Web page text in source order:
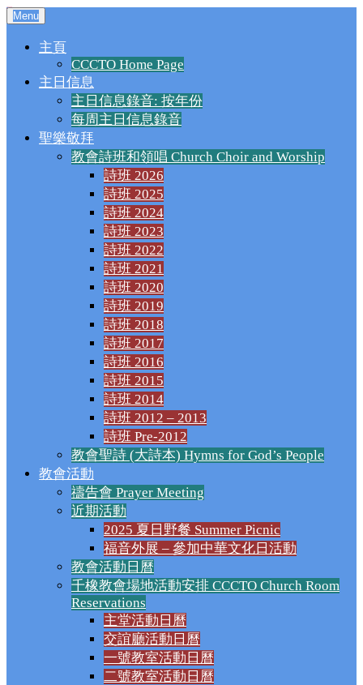
Menu
主頁
CCCTO Home Page
主日信息
主日信息錄音: 按年份
每周主日信息錄音
聖樂敬拜
教會詩班和領唱 Church Choir and Worship
詩班 2026
詩班 2025
詩班 2024
詩班 2023
詩班 2022
詩班 2021
詩班 2020
詩班 2019
詩班 2018
詩班 2017
詩班 2016
詩班 2015
詩班 2014
詩班 2012 – 2013
詩班 Pre-2012
教會聖詩 (大詩本) Hymns for God’s People
教會活動
禱告會 Prayer Meeting
近期活動
2025 夏日野餐 Summer Picnic
福音外展 – 參加中華文化日活動
教會活動日曆
千橡教會場地活動安排 CCCTO Church Room
Reservations
主堂活動日曆
交誼廳活動日曆
一號教室活動日曆
二號教室活動日曆